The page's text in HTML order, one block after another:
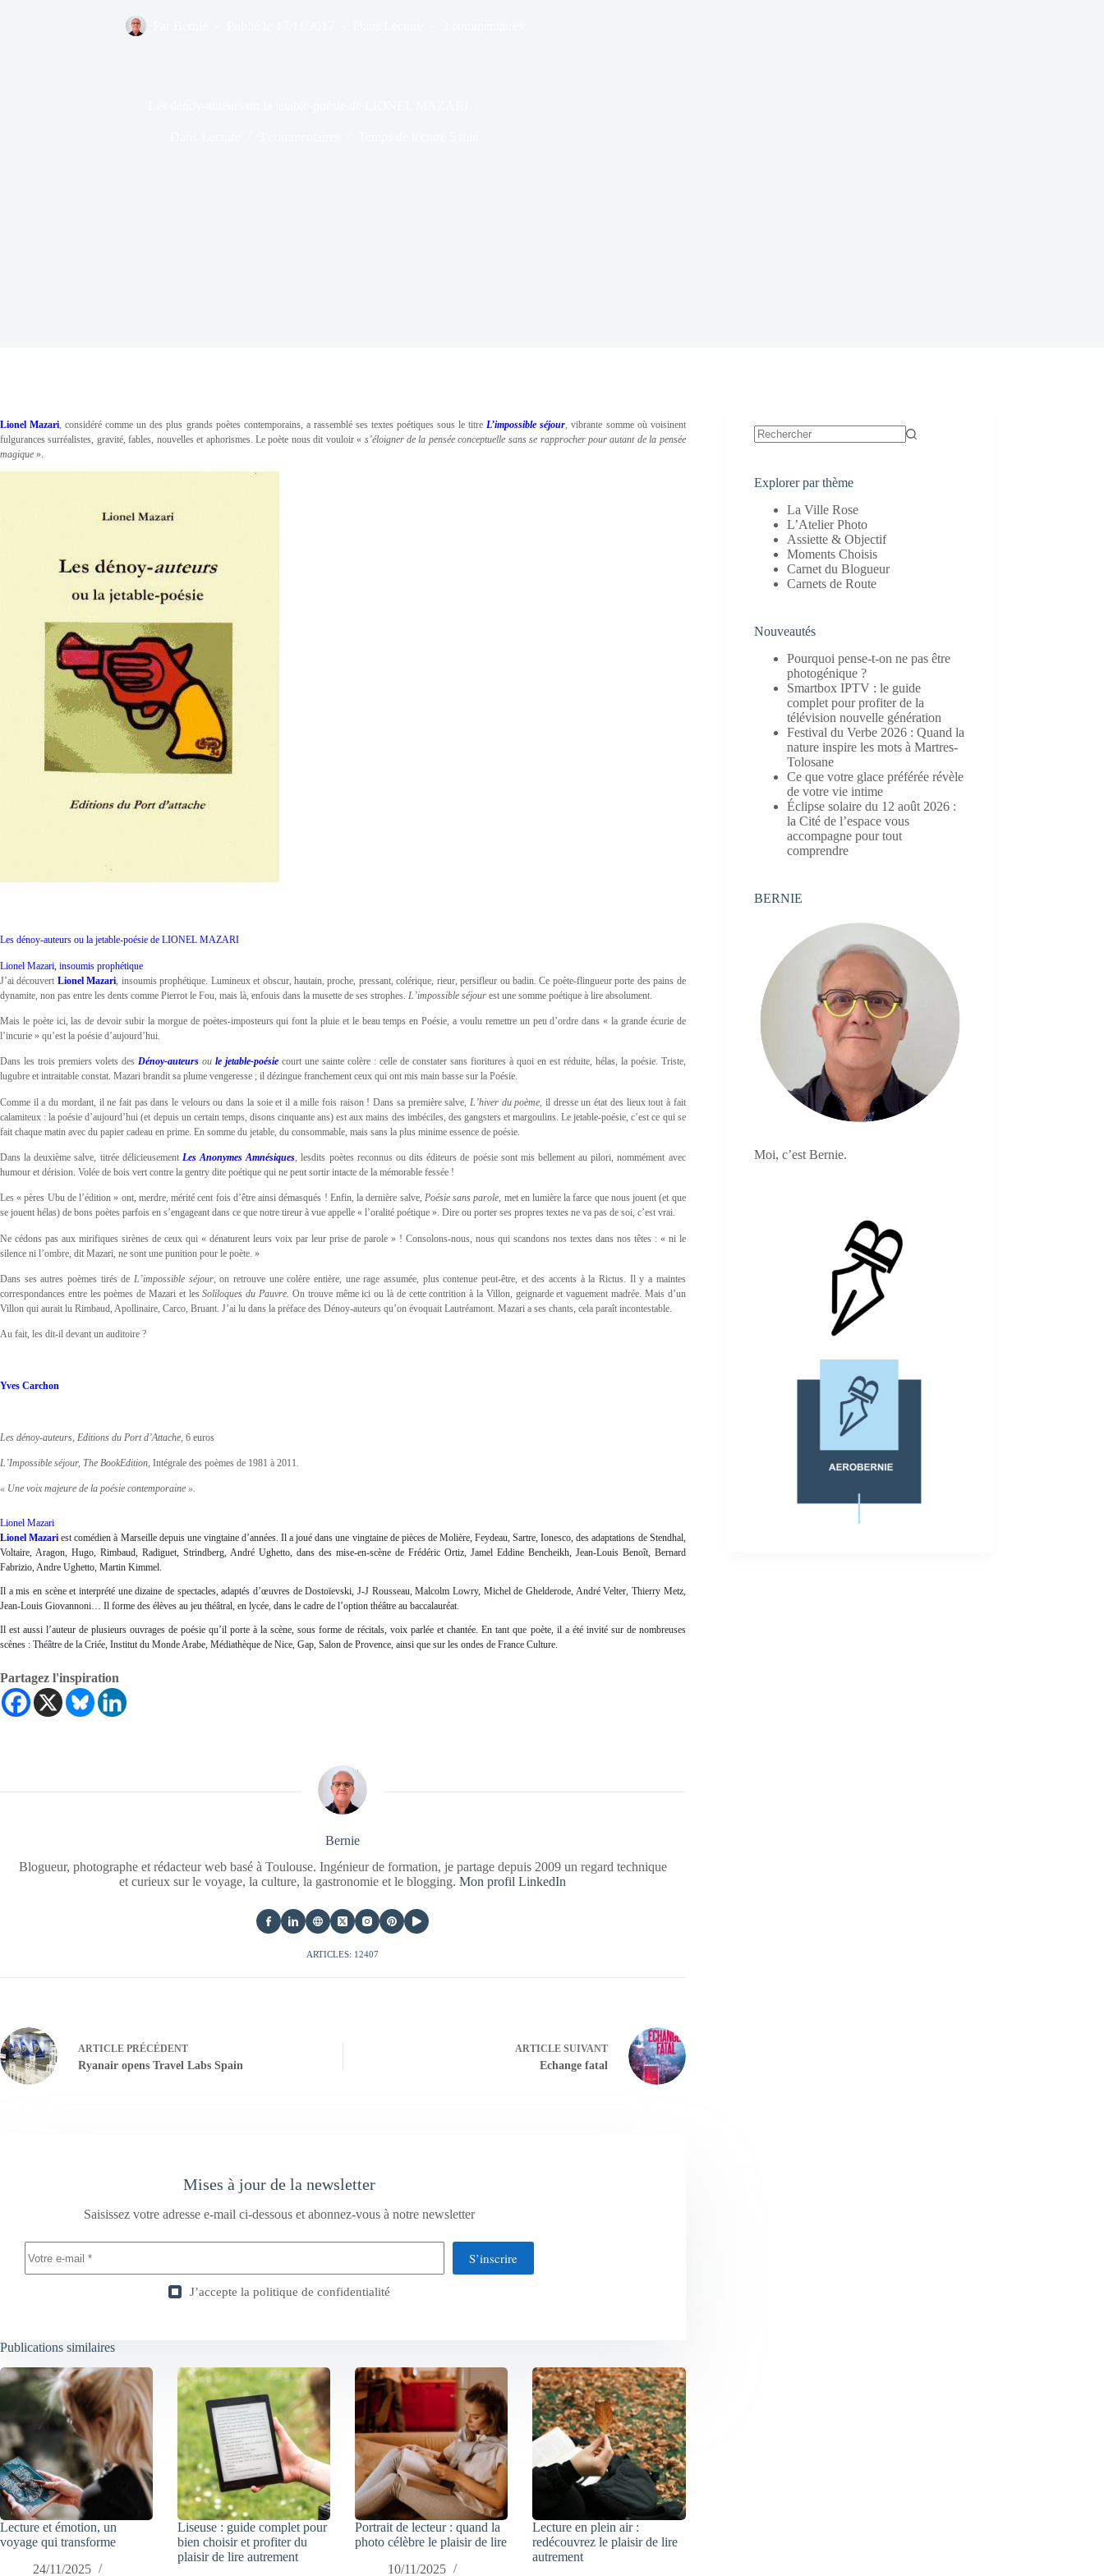
Lionel Mazari, considéré comme un des plus grands poètes contemporains, a rassemblé ses textes poétiques sous le titreL’impossible séjour, vibrante somme où voisinent
fulgurances surréalistes, gravité, fables, nouvelles et aphorismes. Le poète nous dit vouloir « s’éloigner de la pensée conceptuelle sans se rapprocher pour autant de la pensée
magique ».
Les dénoy-auteurs ou la jetable-poésie de LIONEL MAZARI
Lionel Mazari, insoumis prophétique
J’ai découvert Lionel Mazari , insoumis prophétique. Lumineux et obscur, hautain, proche, pressant, colérique, rieur, persifleur ou badin. Ce poète-flingueur porte des pains de
dynamite, non pas entre les dents comme Pierrot le Fou, mais là, enfouis dans la musette de ses strophes. L’impossible séjour est une somme poétique à lire absolument.
Mais le poète ici, las de devoir subir la morgue de poètes-imposteurs qui font la pluie et le beau temps en Poésie, a voulu remettre un peu d’ordre dans « la grande écurie de
l’incurie » qu’est la poésie d’aujourd’hui.
Dans les trois premiers volets des Dénoy-auteursou le jetable-poésie court une sainte colère : celle de constater sans fioritures à quoi en est réduite, hélas, la poésie. Triste,
lugubre et intraitable constat. Mazari brandit sa plume vengeresse ; il dézingue franchement ceux qui ont mis main basse sur la Poésie.
Comme il a du mordant, il ne fait pas dans le velours ou dans la soie et il a mille fois raison ! Dans sa première salve, L’hiver du poème, il dresse un état des lieux tout à fait
calamiteux : la poésie d’aujourd’hui (et depuis un certain temps, disons cinquante ans) est aux mains des imbéciles, des gangsters et margoulins. Le jetable-poésie, c’est ce qui se
fait chaque matin avec du papier cadeau en prime. En somme du jetable, du consommable, mais sans la plus minime essence de poésie.
Dans la deuxième salve, titrée délicieusement Les Anonymes Amnésiques, lesdits poètes reconnus ou dits éditeurs de poésie sont mis bellement au pilori, nommément avec
humour et dérision. Volée de bois vert contre la gentry dite poétique qui ne peut sortir intacte de la mémorable fessée !
Les « pères Ubu de l’édition » ont, merdre, mérité cent fois d’être ainsi démasqués ! Enfin, la dernière salve, Poésie sans parole, met en lumière la farce que nous jouent (et que
se jouent hélas) de bons poètes parfois en s’engageant dans ce que notre tireur à vue appelle « l’oralité poétique ». Dire ou porter ses propres textes ne va pas de soi, c’est vrai.
Ne cédons pas aux mirifiques sirènes de ceux qui « dénaturent leurs voix par leur prise de parole » ! Consolons-nous, nous qui scandons nos textes dans nos têtes : « ni le
silence ni l’ombre, dit Mazari, ne sont une punition pour le poète. »
Dans ses autres poèmes tirés de L’impossible séjour, on retrouve une colère entière, une rage assumée, plus contenue peut-être, et des accents à la Rictus. Il y a maintes
correspondances entre les poèmes de Mazari et lesSoliloques du Pauvre. On trouve même ici ou là de cette contrition à la Villon, geignarde et vaguement madrée. Mais d’un
Villon qui aurait lu Rimbaud, Apollinaire, Carco, Bruant. J’ai lu dans la préface des Dénoy-auteurs qu’on évoquait Lautréamont. Mazari a ses chants, cela paraît incontestable.
Au fait, les dit-il devant un auditoire ?
Yves Carchon
Les dénoy-auteurs, Editions du Port d’Attache, 6 euros
L’Impossible séjour, The BookEdition, Intégrale des poèmes de 1981 à 2011.
« Une voix majeure de la poésie contemporaine ».
Lionel Mazari
Lionel Mazari est comédien à Marseille depuis une vingtaine d’années. Il a joué dans une vingtaine de pièces de Molière, Feydeau, Sartre, Ionesco, des adaptations de Stendhal,
Voltaire, Aragon, Hugo, Rimbaud, Radiguet, Strindberg, André Ughetto, dans des mise-en-scène de Frédéric Ortiz, Jamel Eddine Bencheikh, Jean-Louis Benoît, Bernard
Fabrizio, Andre Ughetto, Martin Kimmel.
Il a mis en scène et interprété une dizaine de spectacles, adaptés d’œuvres de Dostoïevski, J-J Rousseau, Malcolm Lowry, Michel de Ghelderode, André Velter, Thierry Metz,
Jean-Louis Giovannoni… Il forme des élèves au jeu théâtral, en lycée, dans le cadre de l’option théâtre au baccalauréat.
Il est aussi l’auteur de plusieurs ouvrages de poésie qu’il porte à la scène, sous forme de récitals, voix parlée et chantée. En tant que poète, il a été invité sur de nombreuses
scènes : Théâtre de la Criée, Institut du Monde Arabe, Médiathèque de Nice, Gap, Salon de Provence, ainsi que sur les ondes de France Culture.
Partagez l'inspiration
Bernie
Blogueur, photographe et rédacteur web basé à Toulouse. Ingénieur de formation, je partage depuis 2009 un regard technique
et curieux sur le voyage, la culture, la gastronomie et le blogging.Mon profil LinkedIn
ARTICLES: 12407
ARTICLE PRÉCÉDENT
Ryanair opens Travel Labs Spain
ARTICLESUIVANT
Echange fatal
Mises à jour de la newsletter
Saisissez votre adresse e-mail ci-dessous et abonnez-vous à notre newsletter
S’inscrire
J’accepte la politique de confidentialité
Publications similaires
Lecture et émotion, un
voyage qui transforme
24/11/2025
Liseuse : guide complet pour
bien choisir et profiter du
plaisir de lire autrement
Portrait de lecteur : quand la
photo célèbre le plaisir de lire
10/11/2025
Lecture en plein air :
redécouvrez le plaisir de lire
autrement
Explorer par thème
La Ville Rose
L’Atelier Photo
Assiette & Objectif
Moments Choisis
Carnet du Blogueur
Carnets de Route
Nouveautés
Pourquoi pense-t-on ne pas être
photogénique ?
Smartbox IPTV : le guide
complet pour profiter de la
télévision nouvelle génération
Festival du Verbe 2026 : Quand la
nature inspire les mots à Martres-
Tolosane
Ce que votre glace préférée révèle
de votre vie intime
Éclipse solaire du 12 août 2026 :
la Cité de l’espace vous
accompagne pour tout
comprendre
BERNIE
Moi, c’est Bernie.